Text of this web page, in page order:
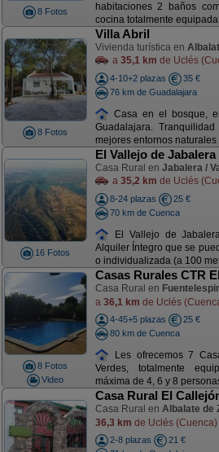
8 Fotos
habitaciones 2 baños
cocina totalmente
8 Fotos
Villa Abril
Vivienda turística en
a 35,1 km de Uclés
4-10+2 plazas
35 €
76 km de Guadalajara
Casa en el bosque,
Guadalajara.
mejores entornos naturales
16 Fotos
El Vallejo de Jabalera
Casa Rural en Jabalera /
a 35,2 km de Uclés
8-24 plazas
25 €
70 km de Cuenca
El Vallejo de
Alquiler Íntegro que se
o individualizada (a 100
8 Fotos
Video
Casas Rurales CTR
Casa Rural en
a 36,1 km de Uclés
4-45+5 plazas
25 €
80 km de Cuenca
Les ofrecemos 7
Verdes, totalmente
máxima de 4, 6 y 8
Casa Rural El
Casa Rural en Albalate de
36,3 km de Uclés (Cuenca)
2-8 plazas
21 €